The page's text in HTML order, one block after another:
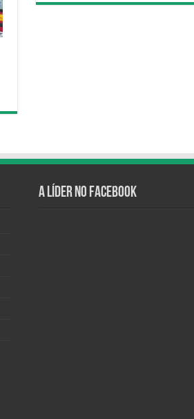
A Líder no Facebook